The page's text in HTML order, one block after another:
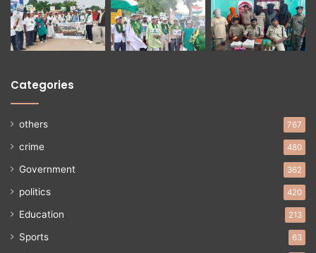
Categories
others 767
crime 480
Government 362
politics 420
Education 213
Sports 63